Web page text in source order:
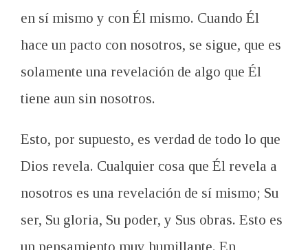
en sí mismo y con Él mismo. Cuando Él
hace un pacto con nosotros, se sigue, que es
solamente una revelación de algo que Él
tiene aun sin nosotros.
Esto, por supuesto, es verdad de todo lo que
Dios revela. Cualquier cosa que Él revela a
nosotros es una revelación de sí mismo; Su
ser, Su gloria, Su poder, y Sus obras. Esto es
un pensamiento muy humillante. En